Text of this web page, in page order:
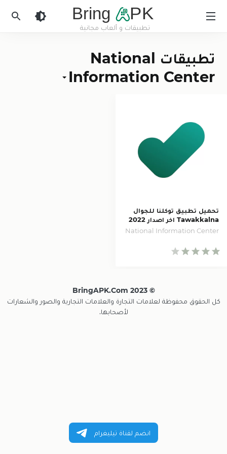
Bring PK
تطبيقات و ألعاب مجانية
تطبيقات National
Information Center
تحميل تطبيق توكلنا للجوال
Tawakkalna اخر اصدار 2022
National Information Center
© 2023 BringAPK.com
كل الحقوق محفوظة لعلامات التجارة والعلامات التجارية والصور والشعارات
لأصحابها.
انضم لقناة تيليغرام